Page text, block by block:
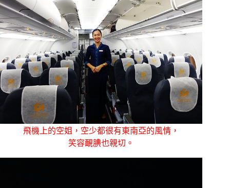
飛機上的空姐，空少都很有東南亞的風情，
笑容靦腆也親切。